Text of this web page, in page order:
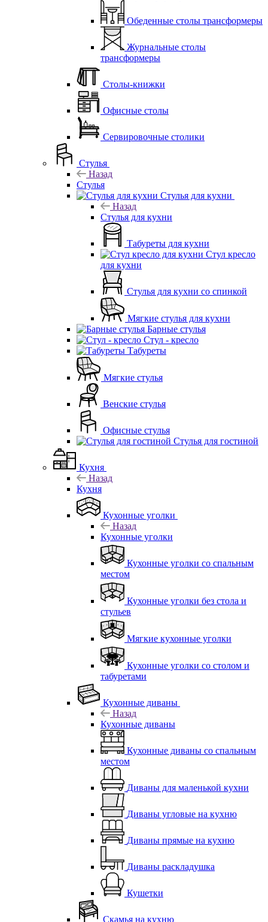
Обеденные столы трансформеры
Журнальные столы
трансформеры
Столы-книжки
Офисные столы
Сервировочные столики
Стулья
Назад
Стулья
Стулья для кухни
Назад
Стулья для кухни
Табуреты для кухни
Стул кресло
для кухни
Стулья для кухни со спинкой
Мягкие стулья для кухни
Барные стулья
Стул - кресло
Табуреты
Мягкие стулья
Венские стулья
Офисные стулья
Стулья для гостиной
Кухня
Назад
Кухня
Кухонные уголки
Назад
Кухонные уголки
Кухонные уголки со спальным
местом
Кухонные уголки без стола и
стульев
Мягкие кухонные уголки
Кухонные уголки со столом и
табуретами
Кухонные диваны
Назад
Кухонные диваны
Кухонные диваны со спальным
местом
Диваны для маленькой кухни
Диваны угловые на кухню
Диваны прямые на кухню
Диваны раскладушка
Кушетки
Скамья на кухню